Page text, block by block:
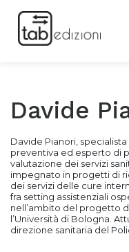
Davide
Davide Pianori,
preventiva ed esperto di
valutazione dei servizi
impegnato in progetti di
dei servizi delle cure
fra setting assistenziali
nell’ambito del progetto
l’Università di Bologna.
direzione sanitaria del